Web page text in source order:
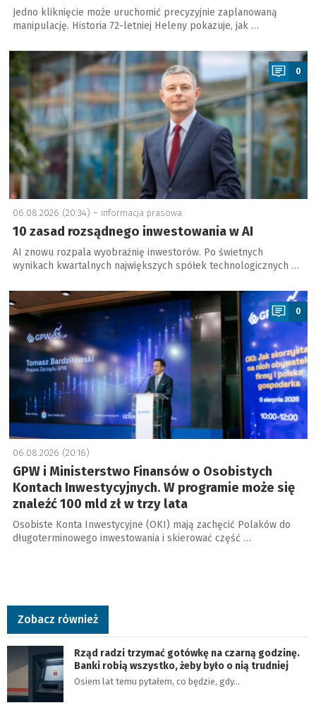
Jedno kliknięcie może uruchomić precyzyjnie zaplanowaną
manipulację. Historia 72-letniej Heleny pokazuje, jak …
a
0
06.08.2026 (20:34) – informacja prasowa
10 zasad rozsądnego inwestowania w AI
AI znowu rozpala wyobraźnię inwestorów. Po świetnych
wynikach kwartalnych największych spółek technologicznych …
a
0
06.08.2026 (20:16)
GPW i Ministerstwo Finansów o Osobistych
Kontach Inwestycyjnych. W programie może się
znaleźć 100 mld zł w trzy lata
Osobiste Konta Inwestycyjne (OKI) mają zachęcić Polaków do
długoterminowego inwestowania i skierować część …
Zobacz również
Rząd radzi trzymać gotówkę na czarną godzinę.
Banki robią wszystko, żeby było o nią trudniej
Osiem lat temu pytałem, co będzie, gdy…